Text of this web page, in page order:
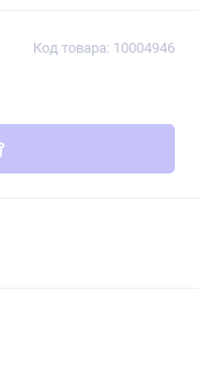
Код товара: 10004946